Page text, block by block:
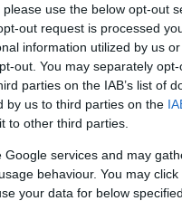
use the below opt-out
out request is processed
information utilized by us
out. You may separately
parties on the IAB’s list of
by us to third parties on the
to other third parties.
services and may
behaviour. You may
your data for below
των
να
Καναδά να
να
21:27
21:11
21:01